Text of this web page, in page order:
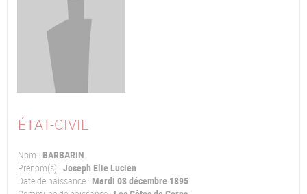
ÉTAT-CIVIL
Nom : BARBARIN
Prénom(s) : Joseph Elie Lucien
Date de naissance : Mardi 03 décembre 1895